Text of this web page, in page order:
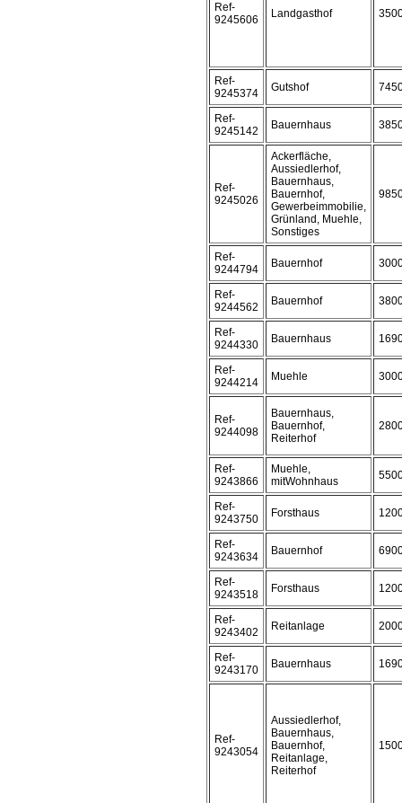
Ref-
9245606
Landgasthof
Ref-
9245374
Gutshof
Ref-
9245142
Bauernhaus
Ref-
9245026
Ackerfläche,
Aussiedlerhof,
Bauernhaus,
Bauernhof,
Gewerbeimmobilie,
Grünland, Muehle,
Sonstiges
Ref-
9244794
Bauernhof
Ref-
9244562
Bauernhof
Ref-
9244330
Bauernhaus
Ref-
9244214
Muehle
Ref-
9244098
Bauernhaus,
Bauernhof,
Reiterhof
Ref-
9243866
Muehle,
mitWohnhaus
Ref-
9243750
Forsthaus
Ref-
9243634
Bauernhof
Ref-
9243518
Forsthaus
Ref-
9243402
Reitanlage
Ref-
9243170
Bauernhaus
Ref-
9243054
Aussiedlerhof,
Bauernhaus,
Bauernhof,
Reitanlage,
Reiterhof